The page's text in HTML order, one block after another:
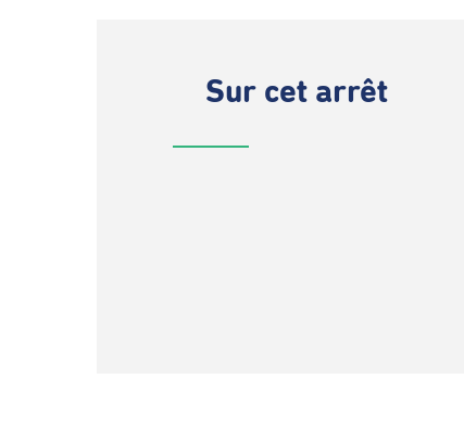
Sur cet arrêt